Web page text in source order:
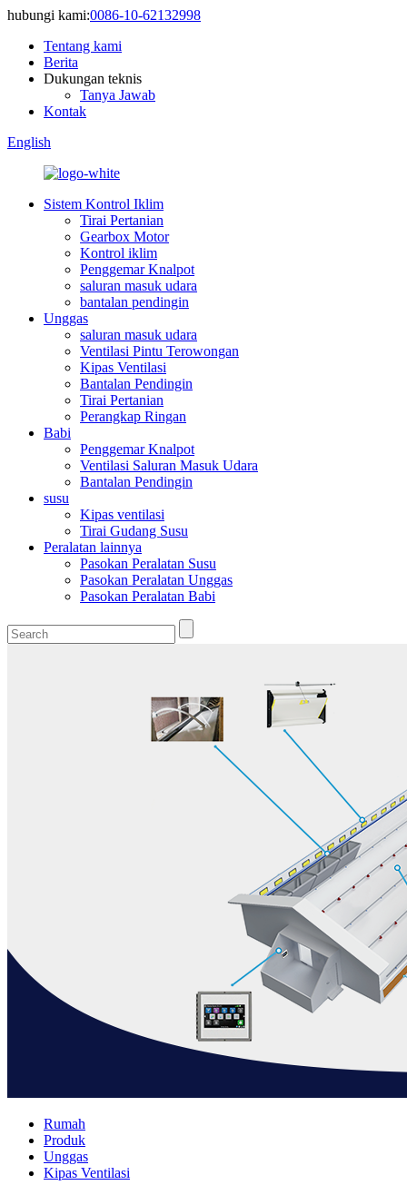
hubungi kami:0086-10-62132998
Tentang kami
Berita
Dukungan teknis
Tanya Jawab
Kontak
English
Sistem Kontrol Iklim
Tirai Pertanian
Gearbox Motor
Kontrol iklim
Penggemar Knalpot
saluran masuk udara
bantalan pendingin
Unggas
saluran masuk udara
Ventilasi Pintu Terowongan
Kipas Ventilasi
Bantalan Pendingin
Tirai Pertanian
Perangkap Ringan
Babi
Penggemar Knalpot
Ventilasi Saluran Masuk Udara
Bantalan Pendingin
susu
Kipas ventilasi
Tirai Gudang Susu
Peralatan lainnya
Pasokan Peralatan Susu
Pasokan Peralatan Unggas
Pasokan Peralatan Babi
Rumah
Produk
Unggas
Kipas Ventilasi